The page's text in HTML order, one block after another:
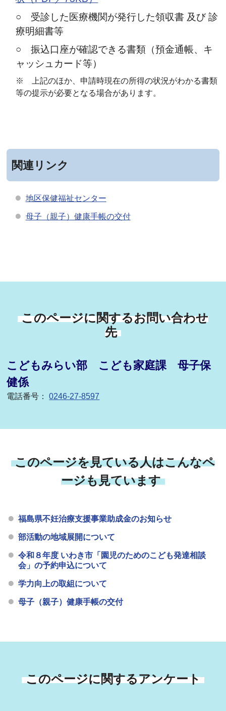
○ 受診した医療機関が発行した領収書 及び 診
療明細書等
○ 振込口座が確認できる書類（預金通帳、キ
ャッシュカード等）
※ 上記のほか、申請時現在の所得の状況がわかる書類
等の提示が必要と なる場合があります。
関連リンク
地区保健福祉センター
母子（親子）健康手帳の交付
このページに関するお問い合わせ
先
こどもみらい部 こども家庭課 母子保
健係
電話番号：0246-27-8597
このページを見ている人はこんなペ
ージも見ています
福島県不妊治療支援事業助成金のお知らせ
部活動の地域展開について
令和８年度 いわき市「園児のためのこども発達相談
会」の予約申込について
学力向上の取組について
母子（親子）健康手帳の交付
このページに関するアンケート